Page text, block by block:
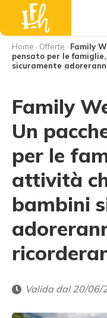
Home · Offerte · Family
pensato per le
sicuramente
Family
Un
per le
attività
bambini
Valida dal 20/